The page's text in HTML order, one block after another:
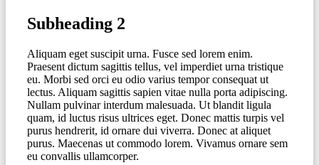
Subheading 2
Aliquam eget suscipit urna. Fusce sed lorem enim.
Praesent dictum sagittis tellus, vel imperdiet urna tristique
eu. Morbi sed orci eu odio varius tempor consequat ut
lectus. Aliquam sagittis sapien vitae nulla porta adipiscing.
Nullam pulvinar interdum malesuada. Ut blandit ligula
quam, id luctus risus ultrices eget. Donec mattis turpis vel
purus hendrerit, id ornare dui viverra. Donec at aliquet
purus. Maecenas ut commodo lorem. Vivamus ornare sem
eu convallis ullamcorper.